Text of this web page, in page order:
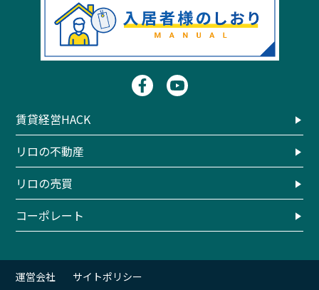
コーポレート
リロの不動産
賃貸経営HACK
リロの売買
運営会社 サイトポリシー